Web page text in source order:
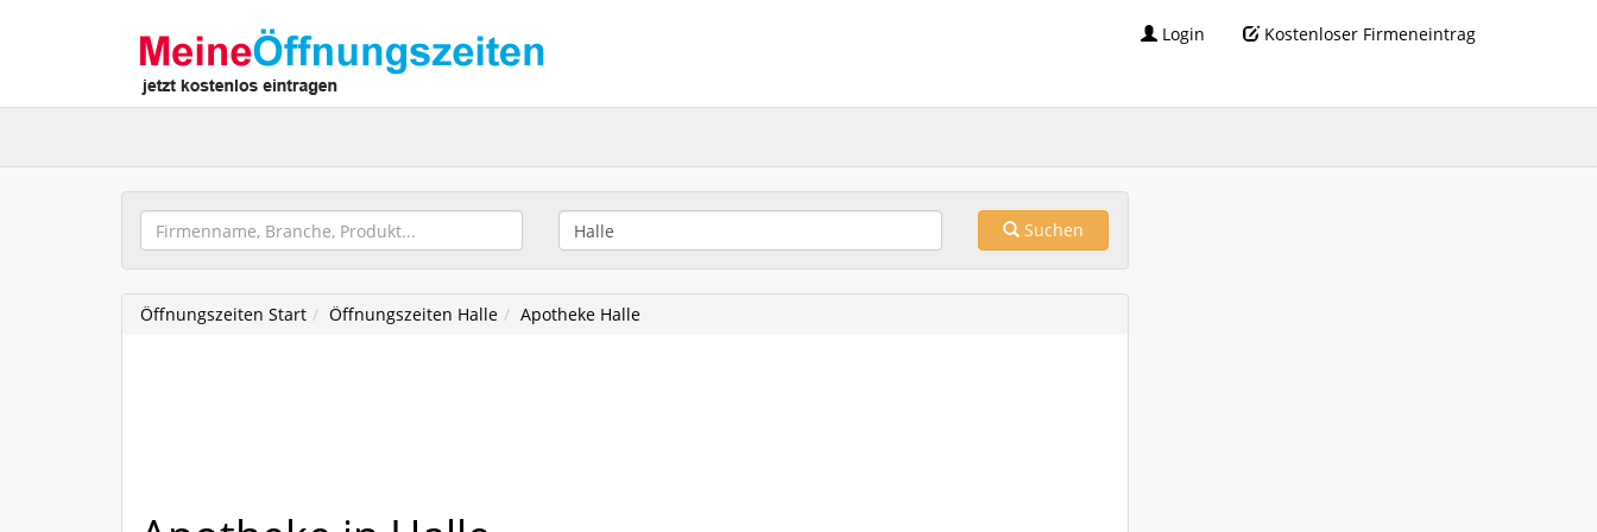
Login Kostenloser Firmeneintrag
Suchen
Öffnungszeiten Start Öffnungszeiten Halle Apotheke Halle